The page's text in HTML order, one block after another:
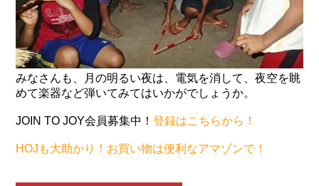
みなさんも、月の明るい夜は、電気を消して、夜空を眺
めて楽器など弾いてみてはいかがでしょうか。
JOIN TO JOY会員募集中！登録はこちらから！
HOJも大助かり！お買い物は便利なアマゾンで！